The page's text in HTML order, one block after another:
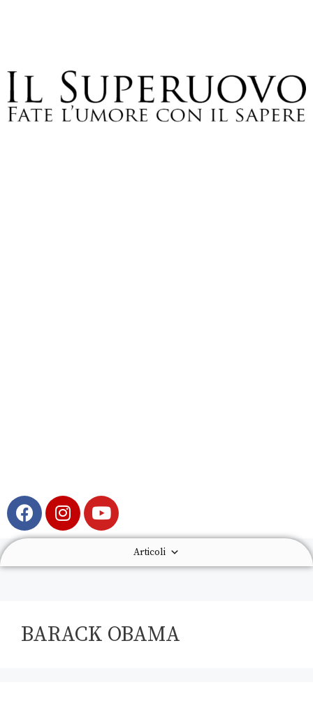
Articoli
BARACK OBAMA